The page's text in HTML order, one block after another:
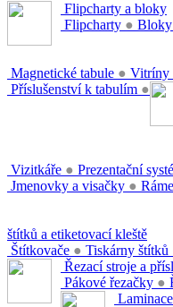
Flipcharty a bloky
Flipcharty ●
Magnetické tabule ● Vitríny
Příslušenství k tabulím ●
Vizitkáře ● Prezentační
Jmenovky a visačky ●
štítků a etiketovací kleště
Štítkovače ● Tiskárny štítků
Řezací stroje a
Pákové řezačky ●